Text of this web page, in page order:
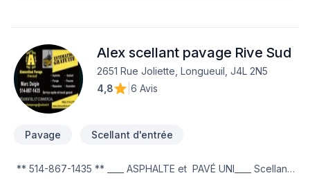
nous engageons à fournir des services fiables, durables et
adaptés à vos besoins spécifiques.
Alex scellant pavage Rive Sud
2651 Rue Joliette, Longueuil, J4L 2N5
4,8
6 Avis
Pavage Scellant d'entrée
** 514-867-1435 ** ____ ASPHALTE et PAVÉ UNI____ Scellant /